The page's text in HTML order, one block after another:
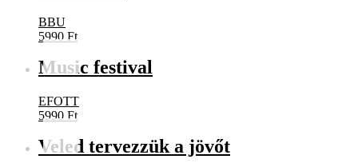
BBU
5990 Ft
Music festival
EFOTT
5990 Ft
Veled tervezzük a jövőt